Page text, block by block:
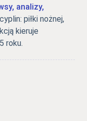
analizy,
piłki nożnej,
kieruje
roku.